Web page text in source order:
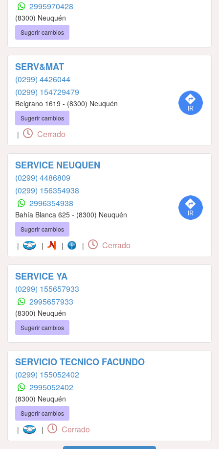
2995970428
(8300) Neuquén
Sugerir cambios
SERV&MAT
(0299) 4426044
(0299) 154729479
Belgrano 1619 - (8300) Neuquén
Sugerir cambios
| Cerrado
SERVICE NEUQUEN
(0299) 4486809
(0299) 156354938
2996354938
Bahía Blanca 625 - (8300) Neuquén
Sugerir cambios
| | | | Cerrado
SERVICE YA
(0299) 155657933
2995657933
(8300) Neuquén
Sugerir cambios
SERVICIO TECNICO FACUNDO
(0299) 155052402
2995052402
(8300) Neuquén
Sugerir cambios
| | Cerrado